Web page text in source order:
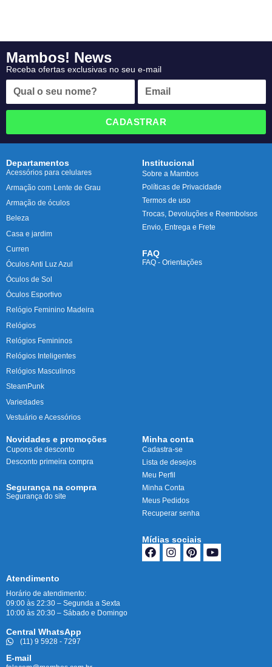
Mambos! News
Receba ofertas exclusivas no seu e-mail
CADASTRAR
Departamentos
Acessórios para celulares
Armação com Lente de Grau
Armação de óculos
Beleza
Casa e jardim
Curren
Óculos Anti Luz Azul
Óculos de Sol
Óculos Esportivo
Relógio Feminino Madeira
Relógios
Relógios Femininos
Relógios Inteligentes
Relógios Masculinos
SteamPunk
Variedades
Vestuário e Acessórios
Institucional
Sobre a Mambos
Políticas de Privacidade
Termos de uso
Trocas, Devoluções e Reembolsos
Envio, Entrega e Frete
FAQ
FAQ - Orientações
Novidades e promoções
Cupons de desconto
Desconto primeira compra
Segurança na compra
Segurança do site
Minha conta
Cadastra-se
Lista de desejos
Meu Perfil
Minha Conta
Meus Pedidos
Recuperar senha
Mídias sociais
Atendimento
Horário de atendimento:
09:00 às 22:30 – Segunda a Sexta
10:00 às 20:30 – Sábado e Domingo
Central WhatsApp
(11) 9 5928 - 7297
E-mail